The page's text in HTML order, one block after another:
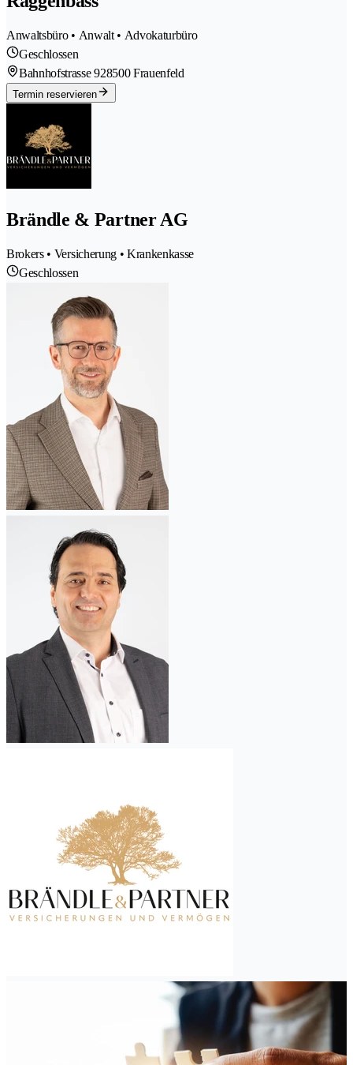
Anwaltsbüro • Anwalt • Advokaturbüro
Geschlossen
Bahnhofstrasse 928500 Frauenfeld
Termin reservieren
Brändle & Partner AG
Brokers • Versicherung • Krankenkasse
Geschlossen